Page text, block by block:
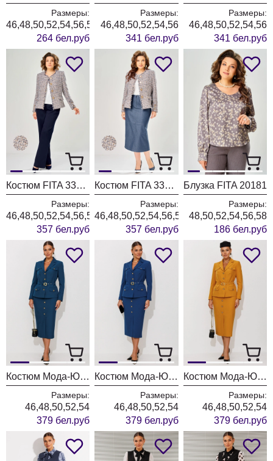
Размеры:
46,48,50,52,54,56,58,60,62
264 бел.руб
Размеры:
46,48,50,52,54,56
341 бел.руб
Размеры:
46,48,50,52,54,56
341 бел.руб
Костюм FITA 3362 сине-бежевый
Размеры:
46,48,50,52,54,56,58,60,62
357 бел.руб
Костюм FITA 3361 бежевый + деним
Размеры:
46,48,50,52,54,56,58,60,62
357 бел.руб
Блузка FITA 20181
Размеры:
48,50,52,54,56,58
186 бел.руб
Костюм Мода-Юрс 26-2935 темная бирюза
Размеры:
46,48,50,52,54
379 бел.руб
Костюм Мода-Юрс 26-2935 синий
Размеры:
46,48,50,52,54
379 бел.руб
Костюм Мода-Юрс 26-2935 горчица
Размеры:
46,48,50,52,54
379 бел.руб